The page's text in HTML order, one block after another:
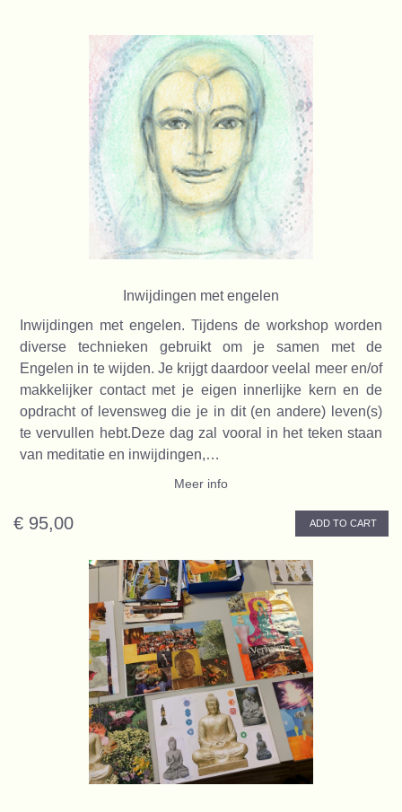
Inwijdingen met engelen
Inwijdingen met engelen. Tijdens de workshop worden
diverse technieken gebruikt om je samen met de
Engelen in te wijden. Je krijgt daardoor veelal meer en/of
makkelijker contact met je eigen innerlijke kern en de
opdracht of levensweg die je in dit (en andere) leven(s)
te vervullen hebt.Deze dag zal vooral in het teken staan
van meditatie en inwijdingen,…
Meer info
€ 95,00 ADD TO CART